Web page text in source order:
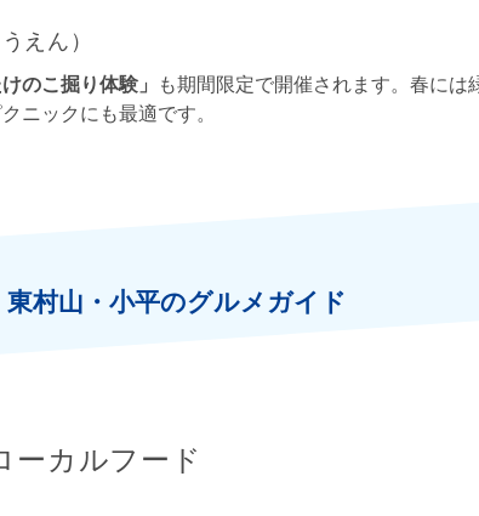
えん）
けのこ掘り体験」 も期間限定で開催されます。春には
ニックにも最適です。
東村山・小平のグルメガイド
ーカルフード